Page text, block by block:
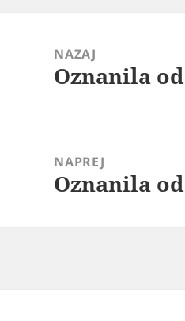
prispevkaNAZAJ
Prejšnji
Oznanila
NAPREJ
Naslednji
Oznanila